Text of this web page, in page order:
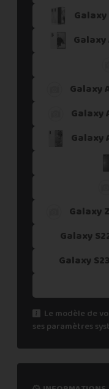
Galaxy
Galaxy
Galaxy
Galaxy
Galaxy
Galaxy
Galaxy
Galaxy
Le modèle de
ses paramètres